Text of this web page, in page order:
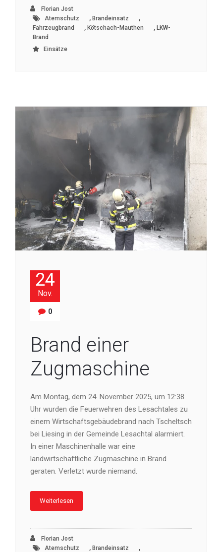
Florian Jost
Atemschutz
, Brandeinsatz ,
Fahrzeugbrand , Kötschach-Mauthen , LKW-
Brand
Einsätze
24
Nov.
0
Brand einer
Zugmaschine
Am Montag, dem 24. November 2025, um 12:38
Uhr wurden die Feuerwehren des Lesachtales zu
einem Wirtschaftsgebäudebrand nach Tscheltsch
bei Liesing in der Gemeinde Lesachtal alarmiert.
In einer Maschinenhalle war eine
landwirtschaftliche Zugmaschine in Brand
geraten. Verletzt wurde niemand.
Weiterlesen
Florian Jost
Atemschutz
, Brandeinsatz ,